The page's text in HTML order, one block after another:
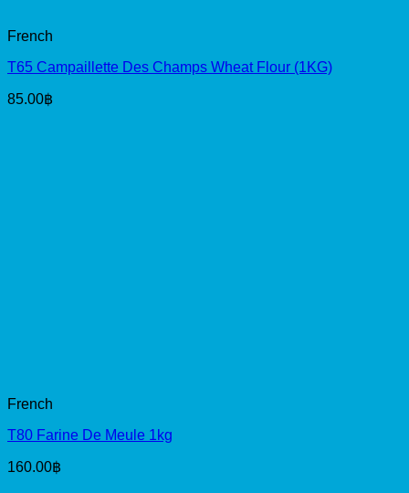
French
T65 Campaillette Des Champs Wheat Flour (1KG)
85.00฿
French
T80 Farine De Meule 1kg
160.00฿